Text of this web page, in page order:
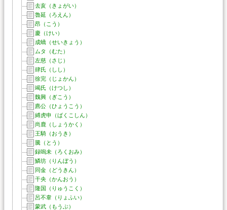
去亥（きょがい）
魯延（ろえん）
昂（こう）
慶（けい）
成蟜（せいきょう）
ムタ（むた）
左慈（さじ）
肆氏（しし）
徐完（じょかん）
竭氏（けつし）
魏興（ぎこう）
麃公（ひょうこう）
縛虎申（ばくこしん）
尚鹿（しょうかく）
王騎（おうき）
騰（とう）
録嗚未（ろくおみ）
鱗坊（りんぼう）
同金（どうきん）
干央（かんおう）
隆国（りゅうこく）
呂不韋（りょふい）
蒙武（もうぶ）